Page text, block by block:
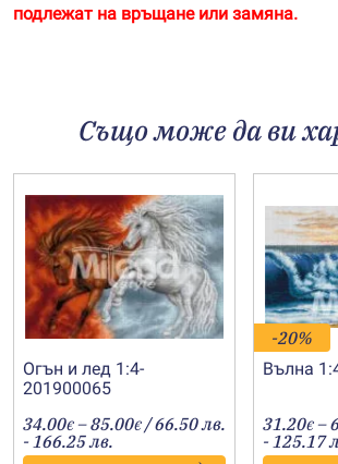
подлежат на връщане или замяна.
Също може да ви
Огън и лед 1:4-
201900065
34.00€ –85.00€Price
range:
34.00€
/ 66.50 лв.
- 166.25 лв.
-20%
Вълна
31.20€ –
- 125.17